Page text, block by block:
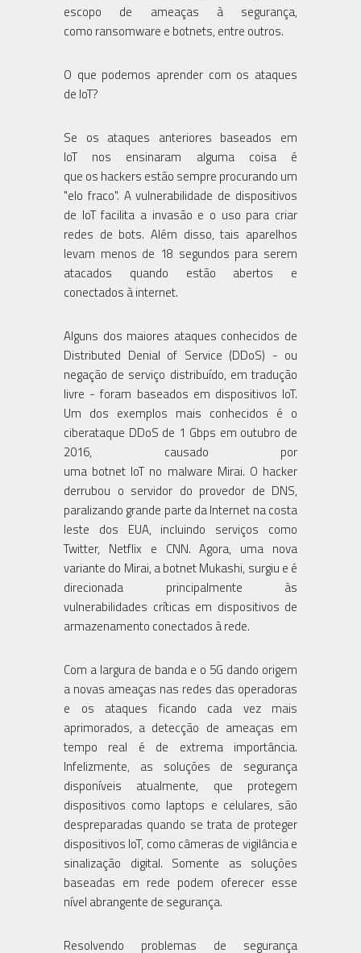
escopo de ameaças à segurança,
como ransomware e botnets, entre outros.
O que podemos aprender com os ataques
de IoT?
Se os ataques anteriores baseados em
IoT nos ensinaram alguma coisa é
que os hackers estão sempre procurando um
"elo fraco". A vulnerabilidade de dispositivos
de IoT facilita a invasão e o uso para criar
redes de bots. Além disso, tais aparelhos
levam menos de 18 segundos para serem
atacados quando estão abertos e
conectados à internet.
Alguns dos maiores ataques conhecidos de
Distributed Denial of Service (DDoS) - ou
negação de serviço distribuído, em tradução
livre - foram baseados em dispositivos IoT.
Um dos exemplos mais conhecidos é o
ciberataque DDoS de 1 Gbps em outubro de
2016, causado por
uma botnet IoT no malware Mirai. O hacker
derrubou o servidor do provedor de DNS,
paralizando grande parte da Internet na costa
leste dos EUA, incluindo serviços como
Twitter, Netflix e CNN. Agora, uma nova
variante do Mirai, a botnet Mukashi, surgiu e é
direcionada principalmente às
vulnerabilidades críticas em dispositivos de
armazenamento conectados à rede.
Com a largura de banda e o 5G dando origem
a novas ameaças nas redes das operadoras
e os ataques ficando cada vez mais
aprimorados, a detecção de ameaças em
tempo real é de extrema importância.
Infelizmente, as soluções de segurança
disponíveis atualmente, que protegem
dispositivos como laptops e celulares, são
despreparadas quando se trata de proteger
dispositivos IoT, como câmeras de vigilância e
sinalização digital. Somente as soluções
baseadas em rede podem oferecer esse
nível abrangente de segurança.
Resolvendo problemas de segurança